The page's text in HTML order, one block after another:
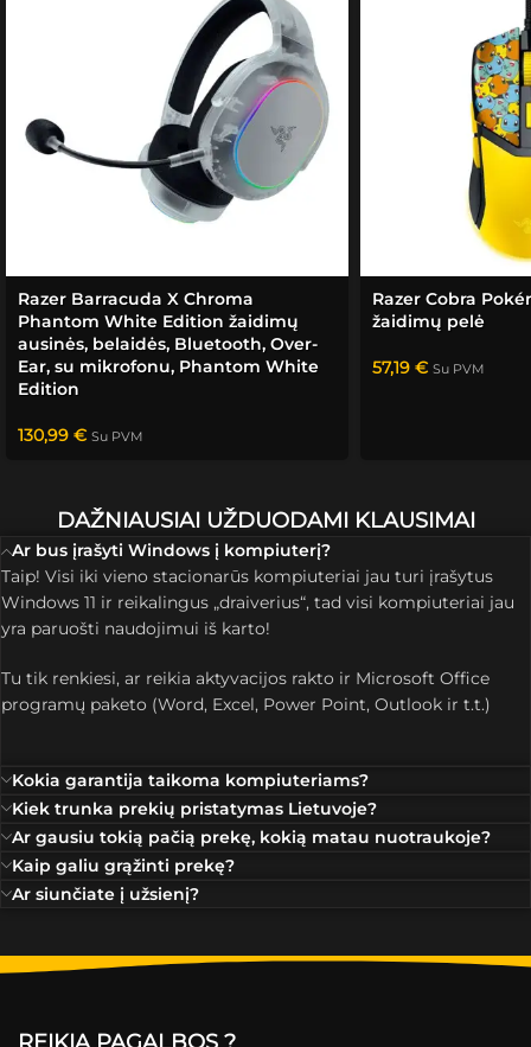
Sėkmė
Razer Barracuda X Chroma
Phantom White Edition žaidimų
ausinės, belaidės, Bluetooth, Over-
Ear, su mikrofonu, Phantom White
Edition
130,99 € Su PVM
Razer Cobra
žaidimų pelė
57,19 € Su PVM
DAŽNIAUSIAI UŽDUODAMI KLAUSIMAI
Ar bus įrašyti Windows į kompiuterį?
Taip! Visi iki vieno stacionarūs kompiuteriai jau turi įrašytus
Windows 11 ir reikalingus „draiverius“, tad visi kompiuteriai jau
yra paruošti naudojimui iš karto!
Tu tik renkiesi, ar reikia aktyvacijos rakto ir Microsoft Office
programų paketo (Word, Excel, Power Point, Outlook ir t.t.)
Kokia garantija taikoma kompiuteriams?
Kiek trunka prekių pristatymas Lietuvoje?
Ar gausiu tokią pačią prekę, kokią matau nuotraukoje?
Kaip galiu grąžinti prekę?
Ar siunčiate į užsienį?